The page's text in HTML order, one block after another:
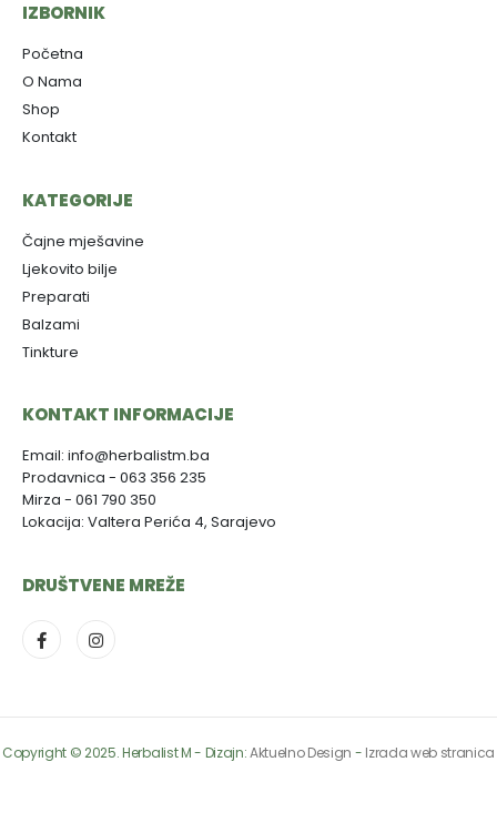
IZBORNIK
Početna
O Nama
Shop
Kontakt
KATEGORIJE
Čajne mješavine
Ljekovito bilje
Preparati
Balzami
Tinkture
KONTAKT INFORMACIJE
Email: info@herbalistm.ba
Prodavnica - 063 356 235
Mirza - 061 790 350
Lokacija: Valtera Perića 4, Sarajevo
DRUŠTVENE MREŽE
Copyright © 2025. Herbalist M - Dizajn:Aktuelno Design - Izrada web stranica